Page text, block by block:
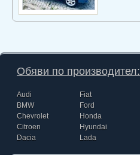
Обяви по производител:
Audi
BMW
Chevrolet
Citroen
Dacia
Fiat
Ford
Honda
Hyundai
Lada